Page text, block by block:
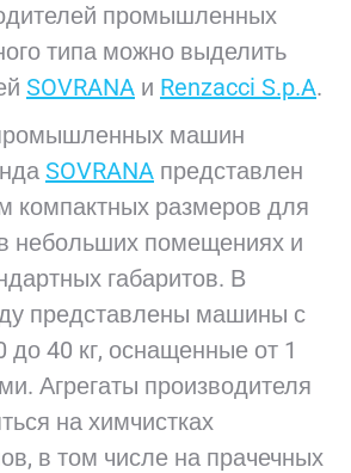
промышленных
типа можно выделить
SOVRANA и Renzacci S.p.A.
машин
SOVRANA представлен
компактных размеров для
небольших помещениях и
габаритов. В
представлены машины с
до 40 кг, оснащенные от 1
Агрегаты производителя
на химчистках
в том числе на прачечных